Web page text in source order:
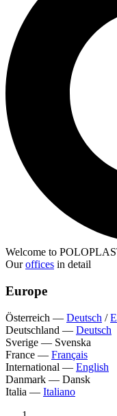
Welcome to
Ouroffices in detail
Europe
Österreich — Deutsch /
Deutschland — Deutsch
Sverige — Svenska
France — Français
International — English
Danmark — Dansk
Italia — Italiano